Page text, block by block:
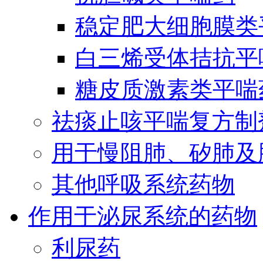
稳定肥大细胞膜
白三烯受体拮抗
糖皮质激素类平
祛痰止咳平喘复方制
用于慢阻肺、矽肺
其他呼吸系统药物
作用于泌尿系统的药物
利尿药